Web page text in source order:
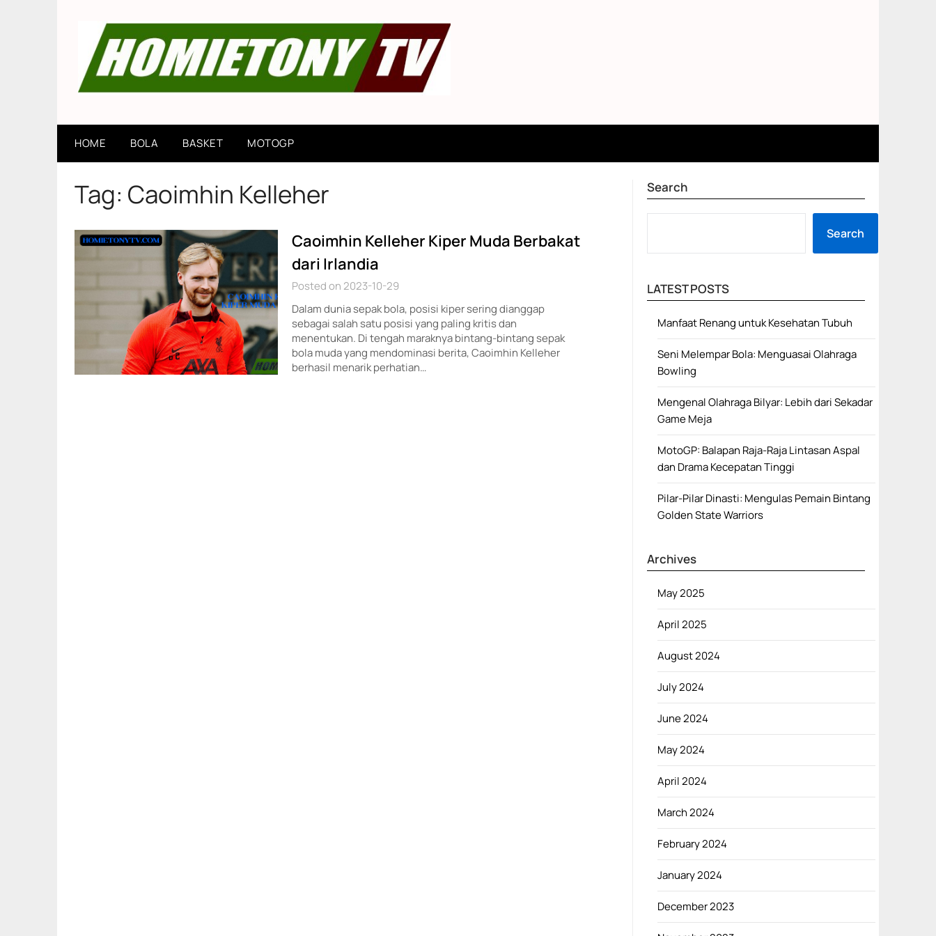
HOME BOLA BASKET MOTOGP
Tag: Caoimhin Kelleher
Caoimhin Kelleher Kiper Muda Berbakat
dari Irlandia
Posted on 2023-10-29
Dalam dunia sepak bola, posisi kiper sering dianggap
sebagai salah satu posisi yang paling kritis dan
menentukan. Di tengah maraknya bintang-bintang sepak
bola muda yang mendominasi berita, Caoimhin Kelleher
berhasil menarik perhatian…
Search
Search
LATEST POSTS
Manfaat Renang untuk Kesehatan Tubuh
Seni Melempar Bola: Menguasai Olahraga
Bowling
Mengenal Olahraga Bilyar: Lebih dari Sekadar
Game Meja
MotoGP: Balapan Raja-Raja Lintasan Aspal
dan Drama Kecepatan Tinggi
Pilar-Pilar Dinasti: Mengulas Pemain Bintang
Golden State Warriors
Archives
May 2025
April 2025
August 2024
July 2024
June 2024
May 2024
April 2024
March 2024
February 2024
January 2024
December 2023